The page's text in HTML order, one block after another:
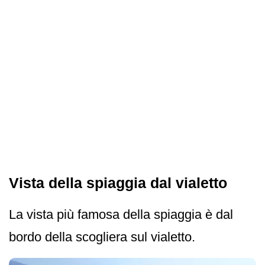
Vista della spiaggia dal vialetto
La vista più famosa della spiaggia è dal
bordo della scogliera sul vialetto.